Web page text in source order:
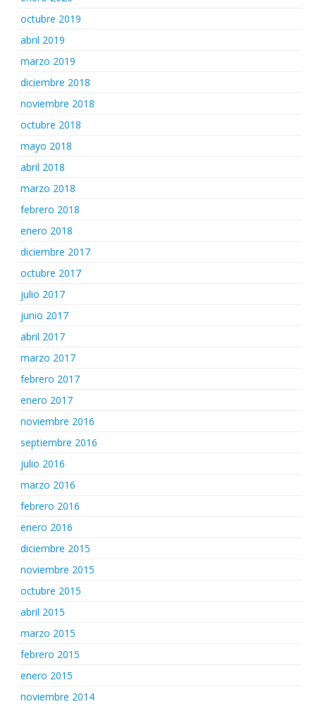
octubre 2019
abril 2019
marzo 2019
diciembre 2018
noviembre 2018
octubre 2018
mayo 2018
abril 2018
marzo 2018
febrero 2018
enero 2018
diciembre 2017
octubre 2017
julio 2017
junio 2017
abril 2017
marzo 2017
febrero 2017
enero 2017
noviembre 2016
septiembre 2016
julio 2016
marzo 2016
febrero 2016
enero 2016
diciembre 2015
noviembre 2015
octubre 2015
abril 2015
marzo 2015
febrero 2015
enero 2015
noviembre 2014